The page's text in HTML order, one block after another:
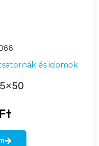
és idomok
Ft